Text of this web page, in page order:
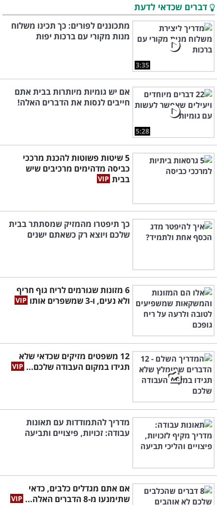
דברים שכדאי לדעת
3:35
מתכוננים לפורים: כך תכינו משלוח
מנות מקורי עם ברכות יפות
5:28
אם יש גומיות מיותרות בבית אתם
חייבים לנסות את הדברים האלה!
5 שיטות פשוטות להכנת מרככי
כביסה מדהימים מרכיבים שיש
בבית
כך תיפטרו מהמזיק שמסתתר בבית
שלכם ויוצא רק כשאתם ישנים
6 מזונות שגורמים לריח גוף חריף
ולא נעים, ו-3 שמשפרים אותו
12 משפטים מזיקים שכדאי שלא
תגידו במקום העבודה שלכם...
מדריך להתמודדות עם תאונות
עבודה: זכויות, פיצויים ותביעה
אם אתם מגדלים כלבים, כדאי
שתימנעו מ-8 הדברים האלה...